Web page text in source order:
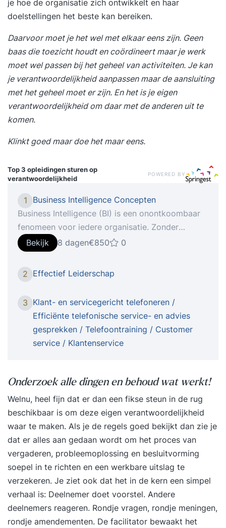
je hoe de organisatie zich ontwikkelt en haar
doelstellingen het beste kan bereiken.
Daarvoor moet je het wel met elkaar eens zijn. Geen
baas die toezicht houdt en coördineert maar je werk
moet wel passen bij het geheel van activiteiten. Je kan
je verantwoordelijkheid aanpassen maar de aansluiting
met het geheel moet er zijn. En het is je eigen
verantwoordelijkheid om daar met de anderen uit te
komen.
Klinkt goed maar doe het maar eens.
Top 3 opleidingensturen op
verantwoordelijkheid
POWERED BY
1
Business Intelligence Concepten
Business Intelligence (BI) is een onontkoombaar
fenomeen voor iedere organisatie. Zonder
Business Intelligence bent u niet in staat om de
concurrentie aan te gaan. Is dit nu echt zo, of is
er sprake v Tijdens de cursus Business
Intelligence Concepten leert u een aantal
om BI-initiatieven in uw organisatie beter te
begrijpen en eventueel beter te sturen. U krijgt
inzicht in geldende theorieën en opvattingen.
Daarnaast leert u de theorie toepassen met
aan oefeningen op basis van een case. Door het
maken en bespreken van de oefeningen kunt u
voor uzelf bepalen of u de theorie goed begrijpt.
Deze cursus is onderdeel van de cursus Business
Intelligence & Data Warehouse Concepten. Bent u
geïnteresseerd in de wijze waarop u ontwerpen
moet maken van Data Warehouses
(stermodelleren) en welke technieken u ter
beschikking staan? Schrijf u dan in voor de
cursus Business Intelligence & Data Warehouse
Concepten. DoelgroepDeze cursus is bedoeld
Bekijk 8 dagen€850 0
2 Effectief Leiderschap
3 Klant- en servicegericht telefoneren /
Efficiënte telefonische service- en advies
gesprekken / Telefoontraining / Customer
service / Klantenservice
Onderzoek alle dingen en behoud wat werkt!
Welnu, heel fijn dat er dan een fikse steun in de rug
beschikbaar is om deze eigen verantwoordelijkheid
waar te maken. Als je de regels goed bekijkt dan zie je
dat er alles aan gedaan wordt om het proces van
vergaderen, probleemoplossing en besluitvorming
soepel in te richten en een werkbare uitslag te
verzekeren. Je ziet ook dat het in de kern een simpel
verhaal is: Deelnemer doet voorstel. Andere
deelnemers reageren. Rondje vragen, rondje meningen,
rondje amendementen. De facilitator bewaakt het